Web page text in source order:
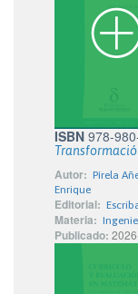
ISBN 978-
Autor: Pírela
Enrique
Editorial:
Materia:
Publicado: